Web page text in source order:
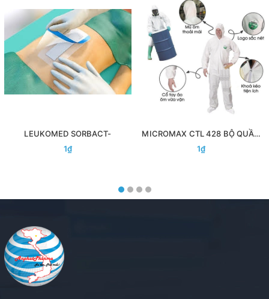
LEUKOMED SORBACT-
1₫
MICROMAX CTL 428 BỘ QUẦN
ÁO BẢO HỘ CHỐNG DỊCH ĐẶC
CHỦNG
1₫